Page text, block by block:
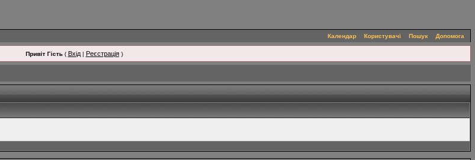
Календар Користувачі Пошук Допомога
Привіт Гість( Вхід| Реєстрація)